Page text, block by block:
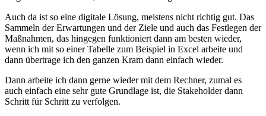
Auch da ist so eine digitale Lösung, meistens nicht richtig gut. Das
Sammeln der Erwartungen und der Ziele und auch das Festlegen der
Maßnahmen, das hingegen funktioniert dann am besten wieder,
wenn ich mit so einer Tabelle zum Beispiel in Excel arbeite und
dann übertrage ich den ganzen Kram dann einfach wieder.
Dann arbeite ich dann gerne wieder mit dem Rechner, zumal es
auch einfach eine sehr gute Grundlage ist, die Stakeholder dann
Schritt für Schritt zu verfolgen.